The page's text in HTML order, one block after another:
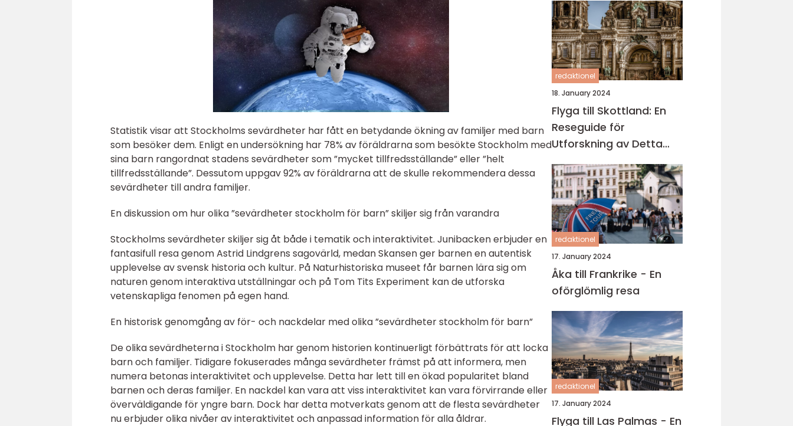
Statistik visar att Stockholms sevärdheter har fått en betydande ökning av familjer med barn
som besöker dem. Enligt en undersökning har 78% av föräldrarna som besökte Stockholm med
sina barn rangordnat stadens sevärdheter som ”mycket tillfredsställande” eller ”helt
tillfredsställande”. Dessutom uppgav 92% av föräldrarna att de skulle rekommendera dessa
sevärdheter till andra familjer.
En diskussion om hur olika ”sevärdheter stockholm för barn” skiljer sig från varandra
Stockholms sevärdheter skiljer sig åt både i tematik och interaktivitet. Junibacken erbjuder en
fantasifull resa genom Astrid Lindgrens sagovärld, medan Skansen ger barnen en autentisk
upplevelse av svensk historia och kultur. På Naturhistoriska museet får barnen lära sig om
naturen genom interaktiva utställningar och på Tom Tits Experiment kan de utforska
vetenskapliga fenomen på egen hand.
En historisk genomgång av för- och nackdelar med olika ”sevärdheter stockholm för barn”
De olika sevärdheterna i Stockholm har genom historien kontinuerligt förbättrats för att locka
barn och familjer. Tidigare fokuserades många sevärdheter främst på att informera, men
numera betonas interaktivitet och upplevelse. Detta har lett till en ökad popularitet bland
barnen och deras familjer. En nackdel kan vara att viss interaktivitet kan vara förvirrande eller
överväldigande för yngre barn. Dock har detta motverkats genom att de flesta sevärdheter
nu erbjuder olika nivåer av interaktivitet och anpassad information för alla åldrar.
redaktionel
18. January 2024
Flyga till Skottland: En
Reseguide för
Utforskning av Detta
Fascinerande Land
redaktionel
17. January 2024
Åka till Frankrike - En
oförglömlig resa
redaktionel
17. January 2024
Flyga till Las Palmas - En